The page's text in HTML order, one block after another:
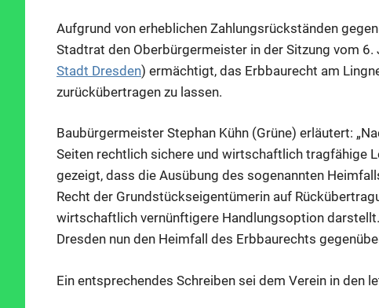
Aufgrund von erheblichen Zahlungsrückständen
Stadtrat den Oberbürgermeister in der Sitzung vom
Stadt Dresden) ermächtigt, das Erbbaurecht am
zurückübertragen zu lassen.
Baubürgermeister Stephan Kühn (Grüne) erläutert:
Seiten rechtlich sichere und wirtschaftlich tragfähige
gezeigt, dass die Ausübung des sogenannten
Recht der Grundstückseigentümerin auf
wirtschaftlich vernünftigere Handlungsoption
Dresden nun den Heimfall des Erbbaurechts
Ein entsprechendes Schreiben sei dem Verein in den